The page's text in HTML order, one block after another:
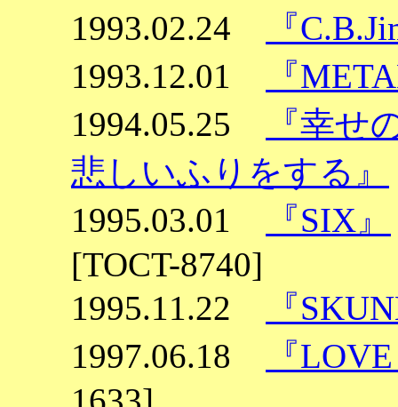
1993.02.24
『
1993.12.01
『
1994.05.25
『幸せ
悲しいふりをする』
1995.03.01
『SIX』
[TOCT-8740]
1995.11.22
『
1997.06.18
『